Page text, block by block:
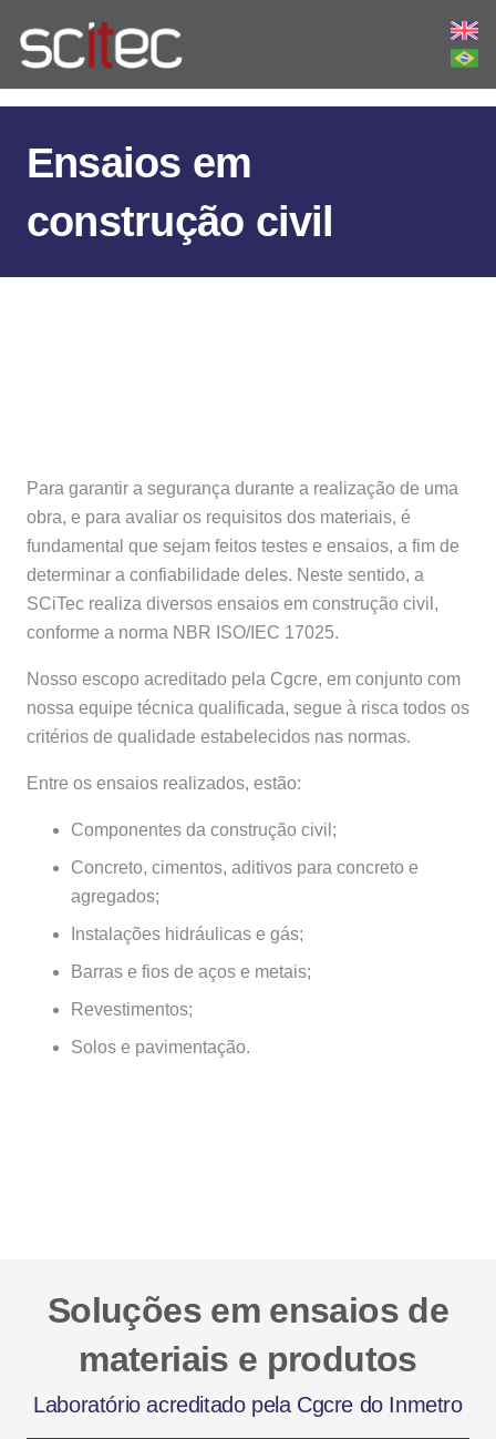
Ensaios em
construção civil
Para garantir a segurança durante a realização de uma
obra, e para avaliar os requisitos dos materiais, é
fundamental que sejam feitos testes e ensaios, a fim de
determinar a confiabilidade deles. Neste sentido, a
SCiTec realiza diversos ensaios em construção civil,
conforme a norma NBR ISO/IEC 17025.
Nosso escopo acreditado pela Cgcre, em conjunto com
nossa equipe técnica qualificada, segue à risca todos os
critérios de qualidade estabelecidos nas normas.
Entre os ensaios realizados, estão:
Componentes da construção civil;
Concreto, cimentos, aditivos para concreto e
agregados;
Instalações hidráulicas e gás;
Barras e fios de aços e metais;
Revestimentos;
Solos e pavimentação.
Soluções em ensaios de
materiais e produtos
Laboratório acreditado pela Cgcre do Inmetro